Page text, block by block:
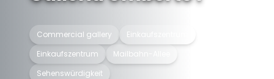
Commercial gallery
Einkaufszentrum
Einkaufszentrum
Mailbahn-Allee
Sehenswürdigkeit